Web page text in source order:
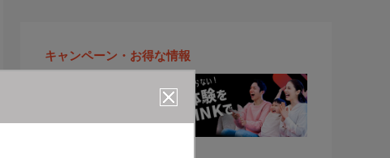
キャンペーン・お得な情報